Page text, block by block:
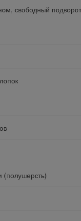
свободный подворот
(полушерсть)